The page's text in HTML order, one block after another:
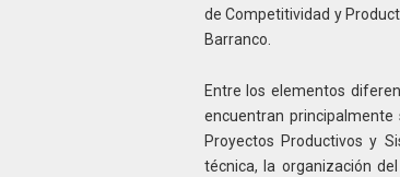
de Competitividad y
Barranco.
Entre los elementos
encuentran
Proyectos Productivos y
técnica, la organización